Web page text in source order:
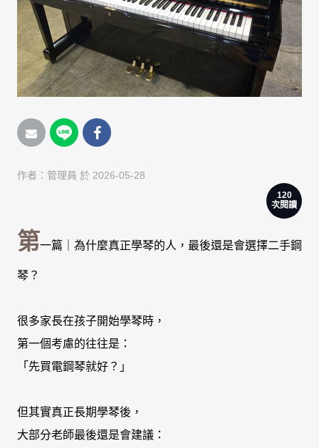
作者： 管理員 於 2026-05-28
120
次閱讀
第一篇｜為什麼真正學琴的人，最後還是會選擇二手鋼
琴？
很多家長在孩子開始學琴時，
第一個考慮的往往是：
「先買電鋼琴就好？」
但其實真正長期學琴後，
大部分老師最後還是會建議：